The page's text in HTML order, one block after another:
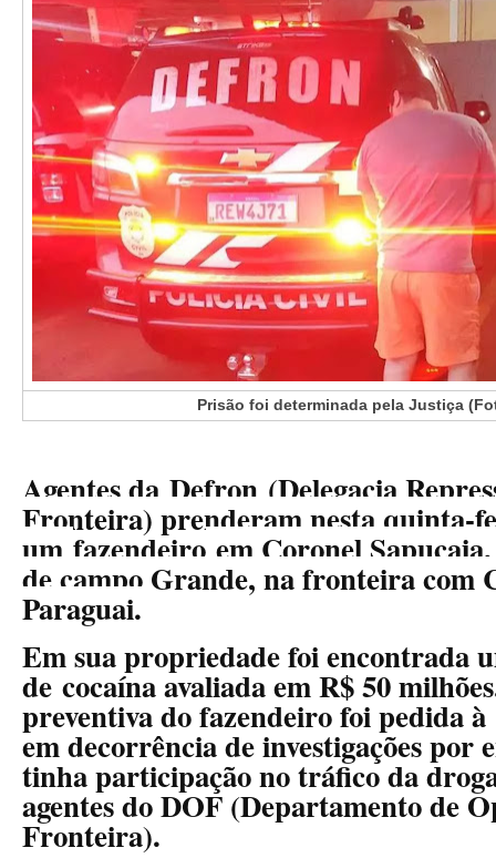
Prisão foi determinada pela Justiça
Agentes da Defron (Delegacia
Fronteira) prenderam nesta quinta-
um fazendeiro em Coronel
de campo Grande, na fronteira com
Paraguai.
Em sua propriedade foi encontrada
de cocaína avaliada em R$ 50
preventiva do fazendeiro foi pedida
em decorrência de investigações por
tinha participação no tráfico da
agentes do DOF (Departamento de
Fronteira).